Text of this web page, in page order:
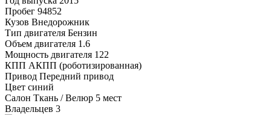
Пробег 94852
Кузов Внедорожник
Тип двигателя Бензин
Объем двигателя 1.6
Мощность двигателя 122
КПП АКПП (роботизированная)
Привод Передний привод
Цвет синий
Салон Ткань / Велюр 5 мест
Владельцев 3